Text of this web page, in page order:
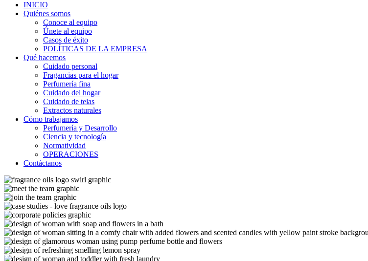
INICIO
Quiénes somos
Conoce al equipo
Únete al equipo
Casos de éxito
POLÍTICAS DE LA EMPRESA
Qué hacemos
Cuidado personal
Fragancias para el hogar
Perfumería fina
Cuidado del hogar
Cuidado de telas
Extractos naturales
Cómo trabajamos
Perfumería y Desarrollo
Ciencia y tecnología
Normatividad
OPERACIONES
Contáctanos